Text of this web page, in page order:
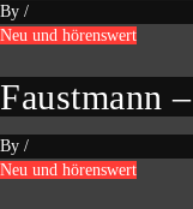
By /
Neu und hörenswert
Faustmann
By /
Neu und hörenswert